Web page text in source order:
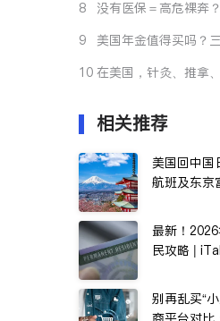
8
没有医保＝高危裸奔
事必须是它
9
美国年金值得买吗？
帮你避开常见华人理财
10 在美国，针灸、推拿
相关推荐
美国回中国
航班及东京
最新！
民攻略 |
别再乱买“